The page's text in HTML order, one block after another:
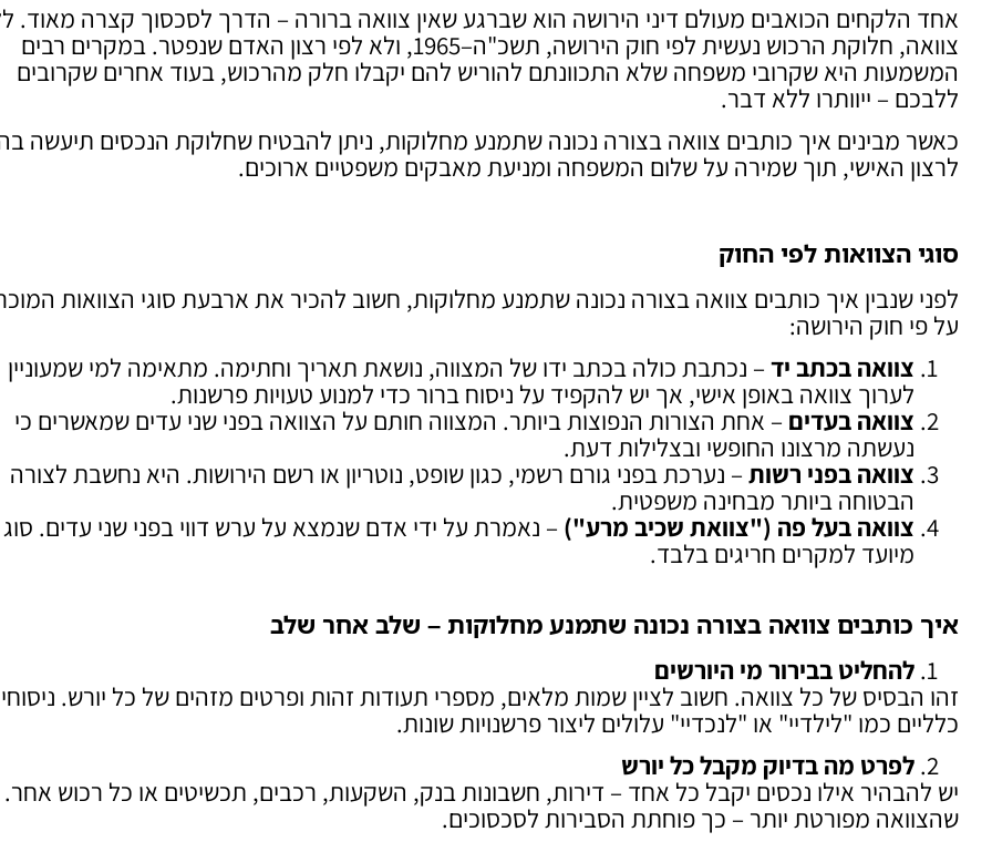
אחד הלקחים הכואבים מעולם דיני הירושה הוא שברגע שאין צוואה ברורה – הדרך לסכסוך קצרה מאוד.
צוואה, חלוקת הרכוש נעשית לפי חוק הירושה, תשכ"ה–1965, ולא לפי רצון האדם שנפטר. במקרים רבים
המשמעות היא שקרובי משפחה שלא התכוונתם להוריש להם יקבלו חלק מהרכוש, בעוד אחרים שקרובים
ללבכם – ייוותרו ללא דבר.
כאשר מבינים איך כותבים צוואה בצורה נכונה שתמנע מחלוקות, ניתן להבטיח שחלוקת הנכסים תיעשה
לרצון האישי, תוך שמירה על שלום המשפחה ומניעת מאבקים משפטיים ארוכים.
סוגי הצוואות לפי החוק
לפני שנבין איך כותבים צוואה בצורה נכונה שתמנע מחלוקות, חשוב להכיר את ארבעת סוגי הצוואות
על פי חוק הירושה:
צוואה בכתב יד – נכתבת כולה בכתב ידו של המצווה, נושאת תאריך וחתימה. מתאימה למי שמעוניין
לערוך צוואה באופן אישי, אך יש להקפיד על ניסוח ברור כדי למנוע טעויות פרשנות.
צוואה בעדים – אחת הצורות הנפוצות ביותר. המצווה חותם על הצוואה בפני שני עדים שמאשרים כי
נעשתה מרצונו החופשי ובצלילות דעת.
צוואה בפני רשות – נערכת בפני גורם רשמי, כגון שופט, נוטריון או רשם הירושות. היא נחשבת לצורה
הבטוחה ביותר מבחינה משפטית.
צוואה בעל פה ("צוואת שכיב מרע") – נאמרת על ידי אדם שנמצא על ערש דווי בפני שני עדים.
מיועד למקרים חריגים בלבד.
איך כותבים צוואה בצורה נכונה שתמנע מחלוקות – שלב אחר שלב
להחליט בבירור מי היורשים
זהו הבסיס של כל צוואה. חשוב לציין שמות מלאים, מספרי תעודות זהות ופרטים מזהים של כל יורש.
כלליים כמו "לילדיי" או "לנכדיי" עלולים ליצור פרשנויות שונות.
לפרט מה בדיוק מקבל כל יורש
יש להבהיר אילו נכסים יקבל כל אחד – דירות, חשבונות בנק, השקעות, רכבים, תכשיטים או כל רכוש
שהצוואה מפורטת יותר – כך פוחתת הסבירות לסכסוכים.